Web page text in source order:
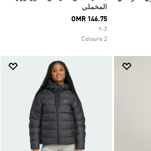
المخملي
OMR 146.75
Y-3
2 Colours